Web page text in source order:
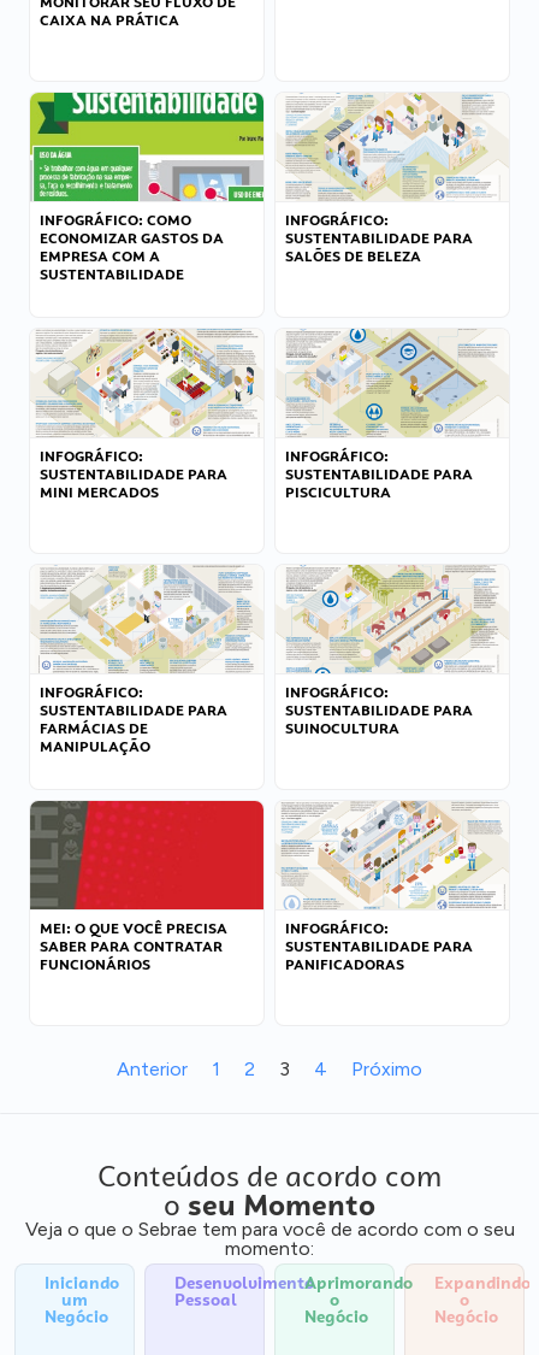
CAIXA NA PRÁTICA
INFOGRÁFICO: COMO
ECONOMIZAR GASTOS DA
EMPRESA COM A
SUSTENTABILIDADE
INFOGRÁFICO:
SUSTENTABILIDADE PARA
SALÕES DE BELEZA
INFOGRÁFICO:
SUSTENTABILIDADE PARA
MINI MERCADOS
INFOGRÁFICO:
SUSTENTABILIDADE PARA
PISCICULTURA
INFOGRÁFICO:
SUSTENTABILIDADE PARA
FARMÁCIAS DE
MANIPULAÇÃO
INFOGRÁFICO:
SUSTENTABILIDADE PARA
SUINOCULTURA
MEI: O QUE VOCÊ PRECISA
SABER PARA CONTRATAR
FUNCIONÁRIOS
INFOGRÁFICO:
SUSTENTABILIDADE PARA
PANIFICADORAS
Anterior 1 2 3 4 Próximo
Conteúdos de acordo com
o seu Momento
Veja o que o Sebrae tem para você de acordo com o seu
momento:
Iniciando
um
Negócio
Desenvolvimento
Pessoal
Aprimorando
o
Negócio
Expandindo
o
Negócio